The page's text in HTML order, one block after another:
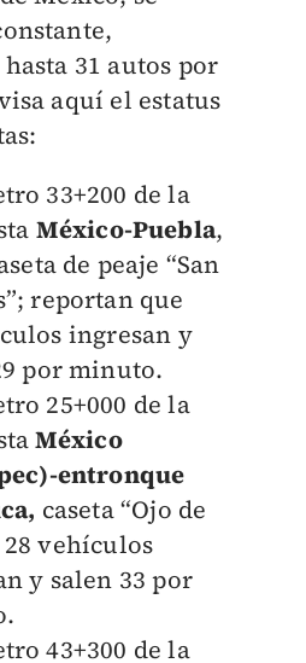
31 autos por
aquí el estatus
33+200 de la
México-Puebla,
de peaje “San
reportan que
ingresan y
por minuto.
25+000 de la
México
entronque
caseta “Ojo de
28 vehículos
y salen 33 por
43+300 de la